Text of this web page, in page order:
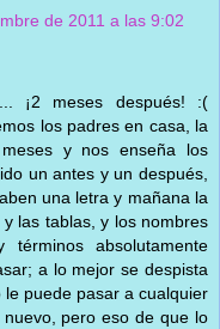
de 2011 a las 9:02
¡2 meses después! :(
los padres en casa, la
y nos enseña los
un antes y un después,
una letra y mañana la
las tablas, y los nombres
absolutamente
a lo mejor se despista
puede pasar a cualquier
pero eso de que lo